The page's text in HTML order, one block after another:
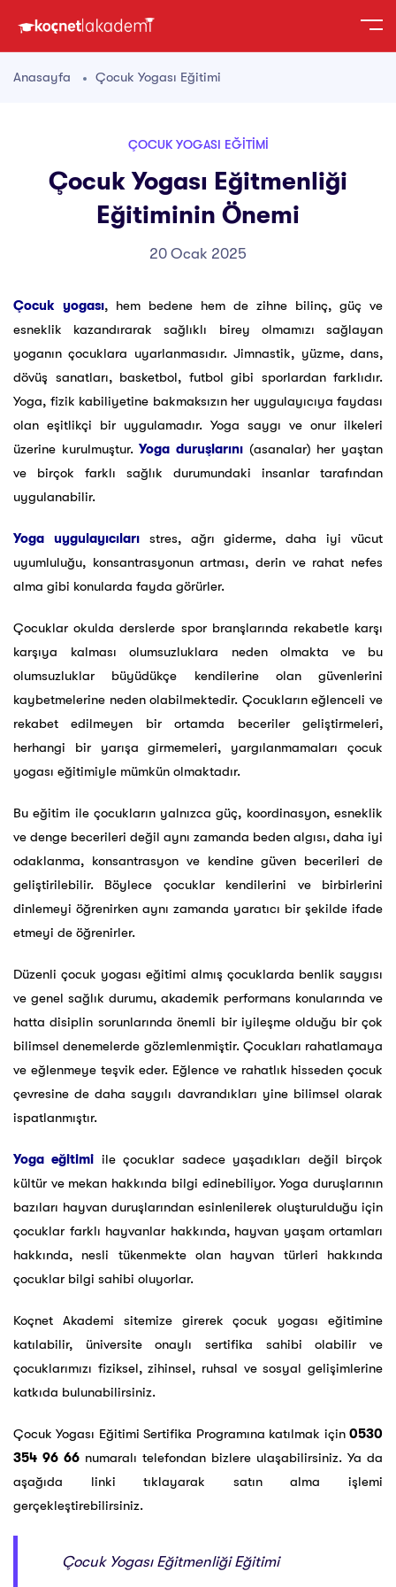
Anasayfa Çocuk Yogası Eğitimi
ÇOCUK YOGASI EĞITIMI
Çocuk Yogası Eğitmenliği
Eğitiminin Önemi
20 Ocak 2025
Çocuk yogası, hem bedene hem de zihne bilinç, güç ve
esneklik kazandırarak sağlıklı birey olmamızı sağlayan
yoganın çocuklara uyarlanmasıdır. Jimnastik, yüzme, dans,
dövüş sanatları, basketbol, futbol gibi sporlardan farklıdır.
Yoga, fizik kabiliyetine bakmaksızın her uygulayıcıya faydası
olan eşitlikçi bir uygulamadır. Yoga saygı ve onur ilkeleri
üzerine kurulmuştur.Yoga duruşlarını (asanalar) her yaştan
ve birçok farklı sağlık durumundaki insanlar tarafından
uygulanabilir.
Yoga uygulayıcılarıstres, ağrı giderme, daha iyi vücut
uyumluluğu, konsantrasyonun artması, derin ve rahat nefes
alma gibi konularda fayda görürler.
Çocuklar okulda derslerde spor branşlarında rekabetle karşı
karşıya kalması olumsuzluklara neden olmakta ve bu
olumsuzluklar büyüdükçe kendilerine olan güvenlerini
kaybetmelerine neden olabilmektedir. Çocukların eğlenceli ve
rekabet edilmeyen bir ortamda beceriler geliştirmeleri,
herhangi bir yarışa girmemeleri, yargılanmamaları çocuk
yogası eğitimiyle mümkün olmaktadır.
Bu eğitim ile çocukların yalnızca güç, koordinasyon, esneklik
ve denge becerileri değil aynı zamanda beden algısı, daha iyi
odaklanma, konsantrasyon ve kendine güven becerileri de
geliştirilebilir. Böylece çocuklar kendilerini ve birbirlerini
dinlemeyi öğrenirken aynı zamanda yaratıcı bir şekilde ifade
etmeyi de öğrenirler.
Düzenli çocuk yogası eğitimi almış çocuklarda benlik saygısı
ve genel sağlık durumu, akademik performans konularında ve
hatta disiplin sorunlarında önemli bir iyileşme olduğu bir çok
bilimsel denemelerde gözlemlenmiştir. Çocukları rahatlamaya
ve eğlenmeye teşvik eder. Eğlence ve rahatlık hisseden çocuk
çevresine de daha saygılı davrandıkları yine bilimsel olarak
ispatlanmıştır.
Yoga eğitimi ile çocuklar sadece yaşadıkları değil birçok
kültür ve mekan hakkında bilgi edinebiliyor. Yoga duruşlarının
bazıları hayvan duruşlarından esinlenilerek oluşturulduğu için
çocuklar farklı hayvanlar hakkında, hayvan yaşam ortamları
hakkında, nesli tükenmekte olan hayvan türleri hakkında
çocuklar bilgi sahibi oluyorlar.
Koçnet Akademi sitemize girerek çocuk yogası eğitimine
katılabilir, üniversite onaylı sertifika sahibi olabilir ve
çocuklarımızı fiziksel, zihinsel, ruhsal ve sosyal gelişimlerine
katkıda bulunabilirsiniz.
Çocuk Yogası Eğitimi Sertifika Programına katılmak için 0530
354 96 66 numaralı telefondan bizlere ulaşabilirsiniz. Ya da
aşağıda linki tıklayarak satın alma işlemi
gerçekleştirebilirsiniz.
Çocuk Yogası Eğitmenliği Eğitimi